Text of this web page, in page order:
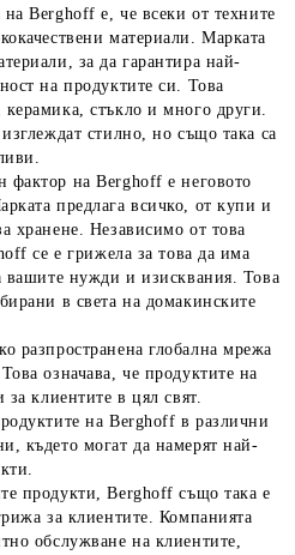
Berghoff е, че всеки от техните
материали. Марката
за да гарантира най-
на продуктите си. Това
стъкло и много други.
стилно, но също така са
фактор на Berghoff е неговото
предлага всичко, от купи и
хранене. Независимо от това
се е грижела за това да има
вашите нужди и изисквания. Това
в света на домакинските
разпространена глобална мрежа
означава, че продуктите на
клиентите в цял свят.
на Berghoff в различни
където могат да намерят най-
продукти, Berghoff също така е
за клиентите. Компанията
обслужване на клиентите,